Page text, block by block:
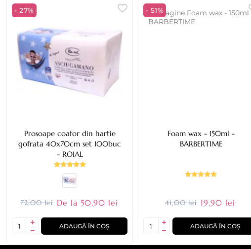
- 27%
Prosoape coafor din hartie
gofrata 40x70cm set 100buc
- ROIAL
72,00 lei De la 50,90 lei
ADAUGĂ ÎN COȘ
- 51%
Foam wax - 150ml -
BARBERTIME
41,00 lei 19,90 lei
ADAUGĂ ÎN COȘ